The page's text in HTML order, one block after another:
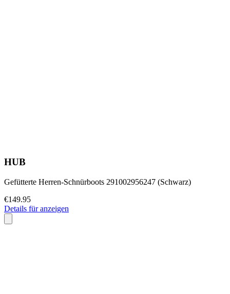
HUB
Gefütterte Herren-Schnürboots 291002956247 (Schwarz)
€149.95
Details für anzeigen